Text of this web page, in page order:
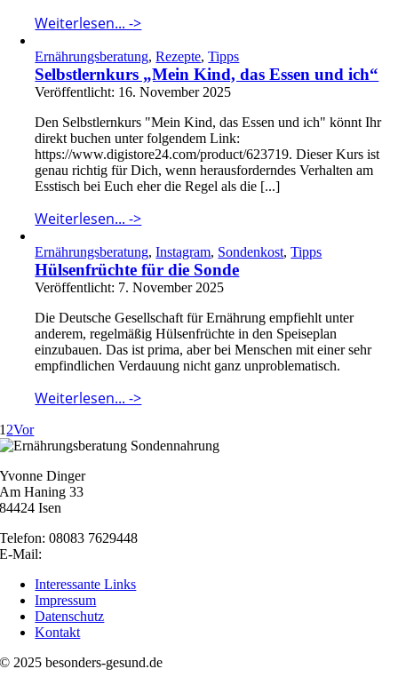
Weiterlesen... ->
Ernährungsberatung,Rezepte,Tipps
Selbstlernkurs „Mein Kind, das Essen und ich“
Veröffentlicht: 16. November 2025
Den Selbstlernkurs "Mein Kind, das Essen und ich" könnt Ihr
direkt buchen unter folgendem Link:
https://www.digistore24.com/product/623719. Dieser Kurs ist
genau richtig für Dich, wenn herausforderndes Verhalten am
Esstisch bei Euch eher die Regel als die [...]
Weiterlesen... ->
Ernährungsberatung,Instagram, Sondenkost,Tipps
Hülsenfrüchte für die Sonde
Veröffentlicht: 7. November 2025
Die Deutsche Gesellschaft für Ernährung empfiehlt unter
anderem, regelmäßig Hülsenfrüchte in den Speiseplan
einzubauen. Das ist prima, aber bei Menschen mit einer sehr
empfindlichen Verdauung nicht ganz unproblematisch.
Weiterlesen... ->
1 2Vor
Yvonne Dinger
Am Haning 33
84424 Isen
Telefon: 08083 7629448
E-Mail:
Interessante Links
Impressum
Datenschutz
Kontakt
© 2025 besonders-gesund.de